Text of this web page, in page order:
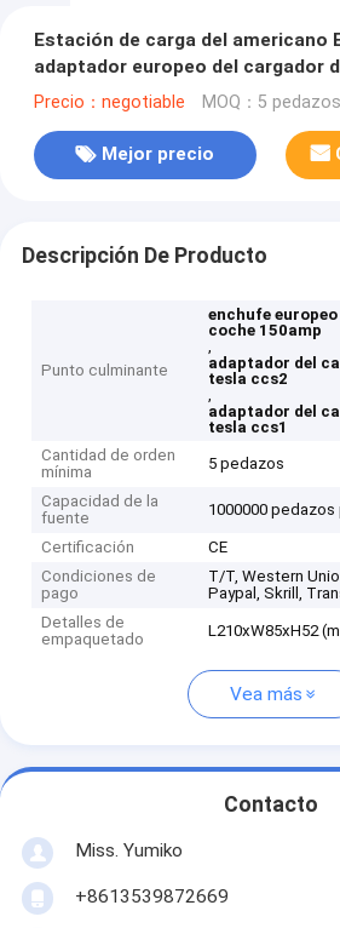
Estación de carga del americano
adaptador europeo del cargador
CCS2 para la carga rápida de DC
Precio：negotiable MOQ：5 pedazos
Mejor precio
Descripción De Producto
Punto culminante
enchufe
coche 150amp
,
adaptador del
tesla ccs2
,
adaptador del
tesla ccs1
Cantidad de orden
mínima
5 pedazos
Capacidad de la
fuente
1000000 pedazos
Certificación
CE
Condiciones de
pago
T/T, Western
Paypal, Skrill,
Detalles de
empaquetado
L210xW85xH52
Vea más
Contacto
Miss. Yumiko
+8613539872669